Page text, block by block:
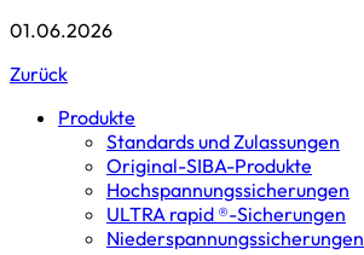
01.06.2026
Zurück
Produkte
Standards und Zulassungen
Original-SIBA-Produkte
Hochspannungs­sicherungen
ULTRA rapid ®-Sicherungen
Niederspannungs­sicherungen